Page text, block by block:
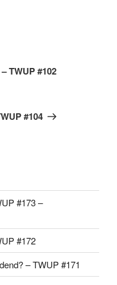
TWUP #102
#104
#173 –
#172
– TWUP #171